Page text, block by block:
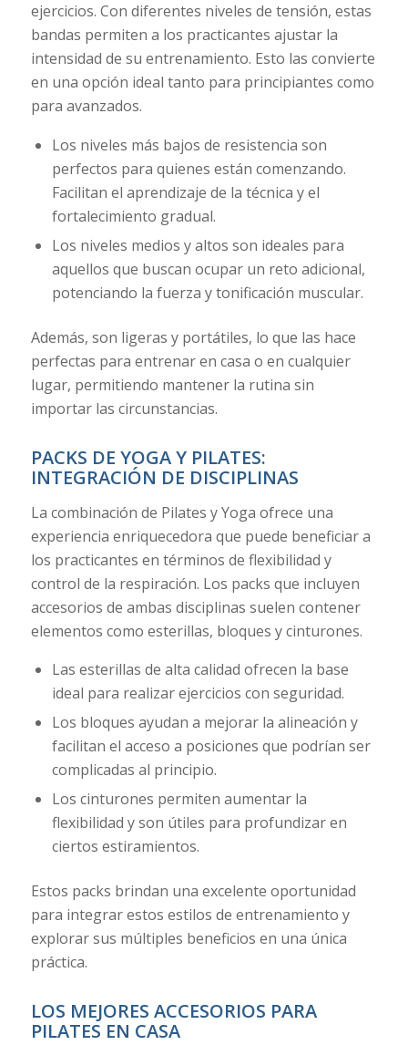
ejercicios. Con diferentes niveles de tensión, estas
bandas permiten a los practicantes ajustar la
intensidad de su entrenamiento. Esto las convierte
en una opción ideal tanto para principiantes como
para avanzados.
Los niveles más bajos de resistencia son
perfectos para quienes están comenzando.
Facilitan el aprendizaje de la técnica y el
fortalecimiento gradual.
Los niveles medios y altos son ideales para
aquellos que buscan ocupar un reto adicional,
potenciando la fuerza y tonificación muscular.
Además, son ligeras y portátiles, lo que las hace
perfectas para entrenar en casa o en cualquier
lugar, permitiendo mantener la rutina sin
importar las circunstancias.
PACKS DE YOGA Y PILATES:
INTEGRACIÓN DE DISCIPLINAS
La combinación de Pilates y Yoga ofrece una
experiencia enriquecedora que puede beneficiar a
los practicantes en términos de flexibilidad y
control de la respiración. Los packs que incluyen
accesorios de ambas disciplinas suelen contener
elementos como esterillas, bloques y cinturones.
Las esterillas de alta calidad ofrecen la base
ideal para realizar ejercicios con seguridad.
Los bloques ayudan a mejorar la alineación y
facilitan el acceso a posiciones que podrían ser
complicadas al principio.
Los cinturones permiten aumentar la
flexibilidad y son útiles para profundizar en
ciertos estiramientos.
Estos packs brindan una excelente oportunidad
para integrar estos estilos de entrenamiento y
explorar sus múltiples beneficios en una única
práctica.
LOS MEJORES ACCESORIOS PARA
PILATES EN CASA